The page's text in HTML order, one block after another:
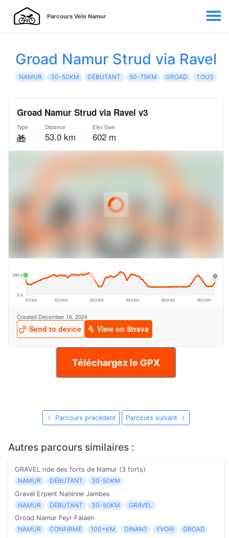
Parcours Velo Namur
Groad Namur Strud via Ravel
NAMUR 30-50KM DÉBUTANT 50-75KM GROAD TOUS
Téléchargez le GPX
Parcours précédent Parcours suivant
Autres parcours similaires :
GRAVEL ride des forts de Namur (3 forts)
NAMUR
DÉBUTANT
30-50KM
Gravel Erpent Naninne Jambes
NAMUR
DÉBUTANT 30-50KM
GRAVEL
Groad Namur Feyr Falaen
NAMUR
CONFIRMÉ 100+KM DINANT YVOIR
GROAD